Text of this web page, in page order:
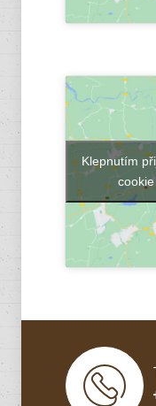
Klepnutím